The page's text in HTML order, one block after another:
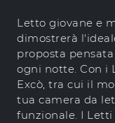
Letto giovane e
dimostrerà
proposta
ogni notte. Con i
Excò, tra cui il
tua camera da
funzionale. I